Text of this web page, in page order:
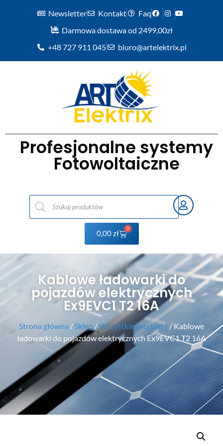
Newsletter Kontakt
Faq
Darmowa dostawa od 2499,00zł
+48 727 911 045
biuro@artelektrix.pl
Profesjonalne systemy
Fotowoltaiczne
0,00zł
0
Kablowe ładowarki do
pojazdów elektrycznych
Ex9EVC1 T2 16A
Strona główna / Sklep /Wszystkie produkty / Kablowe
ładowarki do pojazdów elektrycznych Ex9EVC1 T2 16A